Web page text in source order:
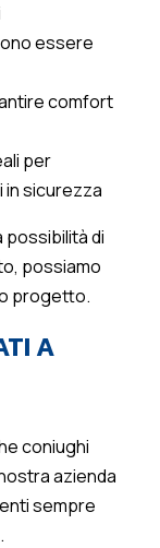
essere
comfort
per
sicurezza
possibilità di
possiamo
progetto.
A
coniughi
azienda
sempre